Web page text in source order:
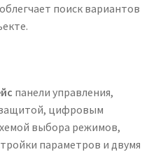
поиск вариантов
панели управления,
цифровым
выбора режимов,
параметров и двумя